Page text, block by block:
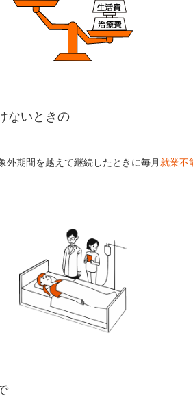
ないときの
外期間を越えて継続したときに毎月就業不